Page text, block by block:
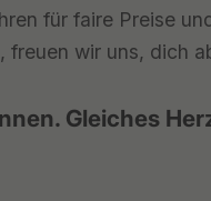
für faire Preise
wir uns, dich
Gleiches